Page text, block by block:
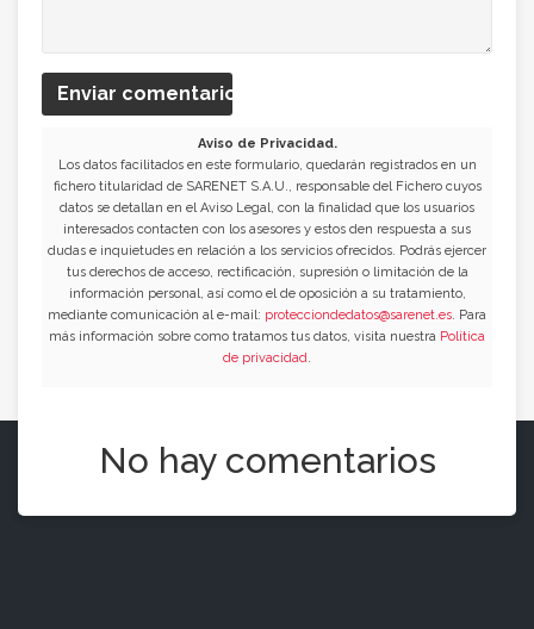
Enviar comentario
Aviso de Privacidad.
Los datos facilitados en este formulario, quedarán registrados en un
fichero titularidad de SARENET S.A.U., responsable del Fichero cuyos
datos se detallan en el Aviso Legal, con la finalidad que los usuarios
interesados contacten con los asesores y estos den respuesta a sus
dudas e inquietudes en relación a los servicios ofrecidos. Podrás ejercer
tus derechos de acceso, rectificación, supresión o limitación de la
información personal, así como el de oposición a su tratamiento,
mediante comunicación al e-mail: protecciondedatos@sarenet.es. Para
más información sobre como tratamos tus datos, visita nuestra Política
de privacidad.
No hay comentarios